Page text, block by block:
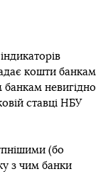
кошти банкам
банкам невигідно
ставці НБУ
(бо
з чим банки